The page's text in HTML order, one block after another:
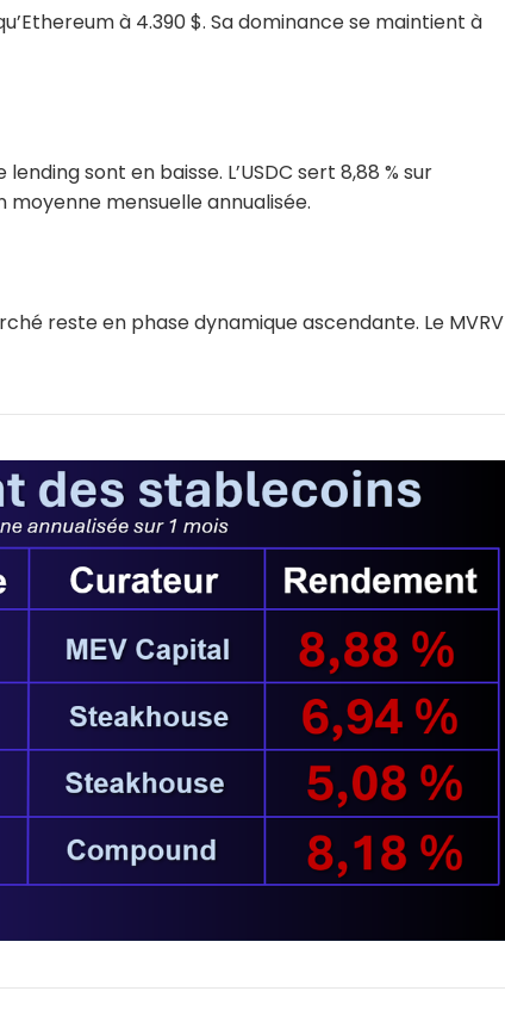
à 4.390 $. Sa dominance se maintient à
sont en baisse. L’USDC sert 8,88 % sur
mensuelle annualisée.
reste en phase dynamique ascendante. Le MVRV